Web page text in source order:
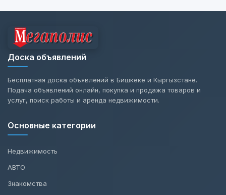
Доска объявлений
Бесплатная доска объявлений в Бишкеке и Кыргызстане.
Подача объявлений онлайн, покупка и продажа товаров и
услуг, поиск работы и аренда недвижимости.
Основные категории
Недвижимость
АВТО
Знакомства